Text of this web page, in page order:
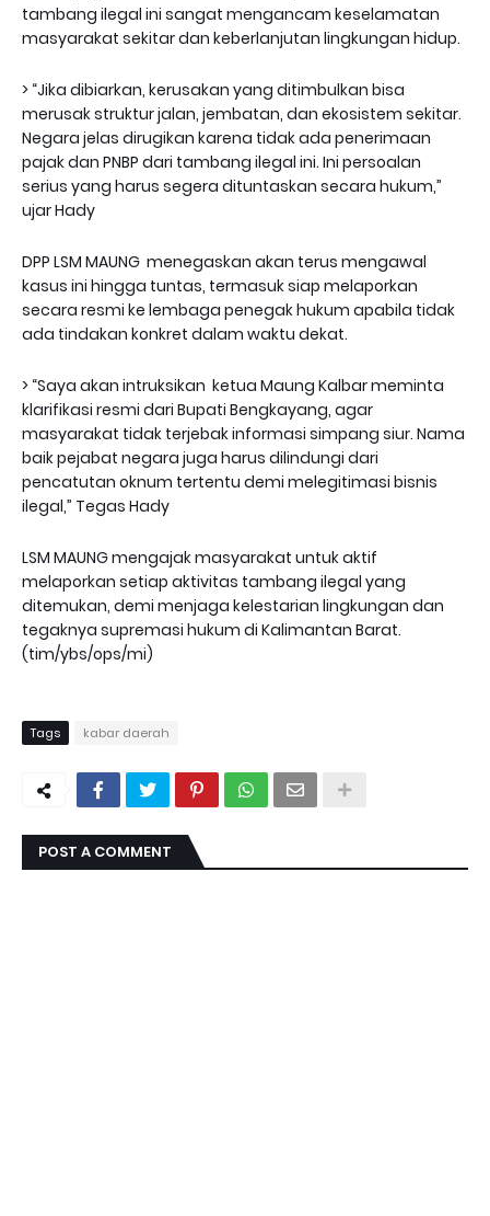
tambang ilegal ini sangat mengancam keselamatan
masyarakat sekitar dan keberlanjutan lingkungan hidup.
> “Jika dibiarkan, kerusakan yang ditimbulkan bisa
merusak struktur jalan, jembatan, dan ekosistem sekitar.
Negara jelas dirugikan karena tidak ada penerimaan
pajak dan PNBP dari tambang ilegal ini. Ini persoalan
serius yang harus segera dituntaskan secara hukum,”
ujar Hady
DPP LSM MAUNG menegaskan akan terus mengawal
kasus ini hingga tuntas, termasuk siap melaporkan
secara resmi ke lembaga penegak hukum apabila tidak
ada tindakan konkret dalam waktu dekat.
> “Saya akan intruksikan ketua Maung Kalbar meminta
klarifikasi resmi dari Bupati Bengkayang, agar
masyarakat tidak terjebak informasi simpang siur. Nama
baik pejabat negara juga harus dilindungi dari
pencatutan oknum tertentu demi melegitimasi bisnis
ilegal,” Tegas Hady
LSM MAUNG mengajak masyarakat untuk aktif
melaporkan setiap aktivitas tambang ilegal yang
ditemukan, demi menjaga kelestarian lingkungan dan
tegaknya supremasi hukum di Kalimantan Barat.
(tim/ybs/ops/mi)
Tags kabar daerah
POST A COMMENT